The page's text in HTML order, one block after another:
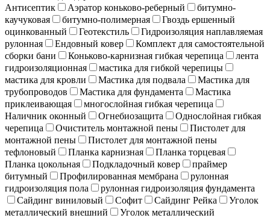
Антисептик
Аэратор коньково-реберный
битумно-
каучуковая
битумно-полимерная
Гвоздь ершенный
оцинкованный
Геотекстиль
Гидроизоляция наплавляемая
рулонная
Ендовный ковер
Комплект для самостоятельной
сборки бани
Коньково-карнизная гибкая черепица
лента
гидроизоляционная
мастика для гибкой черепицы
мастика для кровли
Мастика для подвала
Мастика для
трубопроводов
Мастика для фундамента
Мастика
приклеивающая
многослойная гибкая черепица
Наличник оконный
Огнебиозащита
Однослойная гибкая
черепица
Очиститель монтажной пены
Пистолет для
монтажной пены
Пистолет для монтажной пены
тефлоновый
Планка карнизная
Планка торцевая
Планка цокольная
Подкладочный ковер
праймер
битумный
Профилированная мембрана
рулонная
гидроизоляция пола
рулонная гидроизоляция фундамента
Сайдинг виниловый
Софит Сайдинг Рейка
Уголок
металлический внешний
Уголок металлический